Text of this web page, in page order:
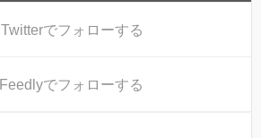
Twitterでフォローする
Feedlyでフォローする